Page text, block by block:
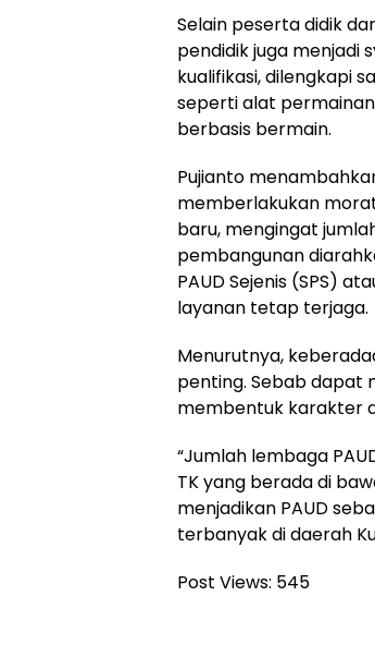
Selain peserta didik
pendidik juga menjadi
kualifikasi, dilengkapi
seperti alat
berbasis bermain.
Pujianto
memberlakukan
baru, mengingat
pembangunan
PAUD Sejenis (SPS)
layanan tetap terjaga.
Menurutnya,
penting. Sebab dapat
membentuk karakter
“Jumlah lembaga
TK yang berada di
menjadikan PAUD
terbanyak di daerah
Post Views: 545